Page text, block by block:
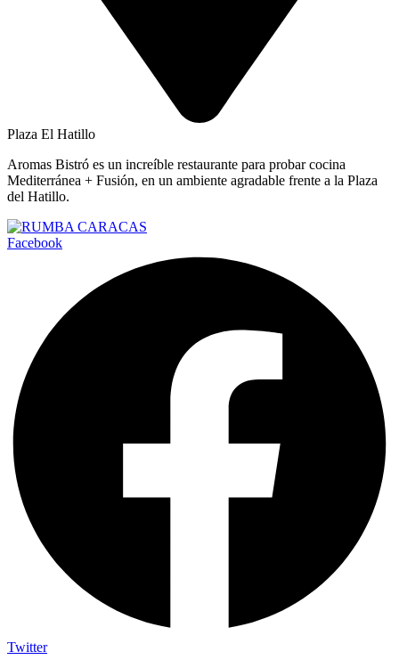
Plaza El Hatillo
Aromas Bistró es un increíble restaurante para probar cocina
Mediterránea + Fusión, en un ambiente agradable frente a la Plaza
del Hatillo.
Facebook
Twitter